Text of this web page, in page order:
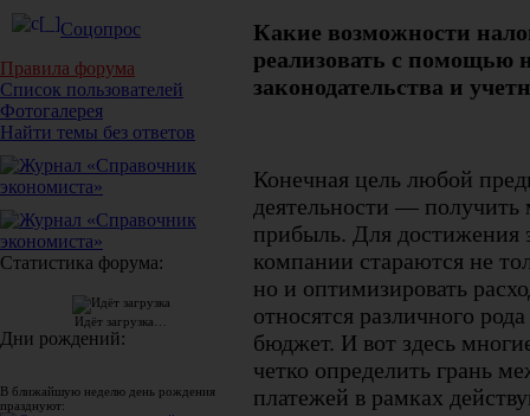
Соцопрос
Правила форума
Список пользователей
Фотогалерея
Найти темы без ответов
Статистика форума:
Идёт загрузка…
Дни рождений:
В ближайшую неделю день рождения
празднуют:
Какие возможности
реализовать с помощью
законодательства и
Конечная цель любой
деятельности —
прибыль. Для достижения
компании стараются не
но и оптимизировать
относятся различного
бюджет. И вот здесь
четко определить грань
платежей в рамках